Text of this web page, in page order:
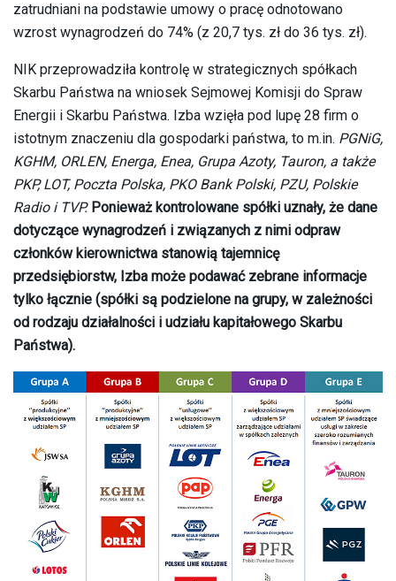
zatrudniani na podstawie umowy o pracę odnotowano
wzrost wynagrodzeń do 74% (z 20,7 tys. zł do 36 tys. zł).
NIK przeprowadziła kontrolę w strategicznych spółkach
Skarbu Państwa na wniosek Sejmowej Komisji do Spraw
Energii i Skarbu Państwa. Izba wzięła pod lupę 28 firm o
istotnym znaczeniu dla gospodarki państwa, to m.in. PGNiG,
KGHM, ORLEN, Energa, Enea, Grupa Azoty, Tauron, a także
PKP, LOT, Poczta Polska, PKO Bank Polski, PZU, Polskie
Radio i TVP. Ponieważ kontrolowane spółki uznały, że dane
dotyczące wynagrodzeń i związanych z nimi odpraw
członków kierownictwa stanowią tajemnicę
przedsiębiorstw, Izba może podawać zebrane informacje
tylko łącznie (spółki są podzielone na grupy, w zależności
od rodzaju działalności i udziału kapitałowego Skarbu
Państwa).